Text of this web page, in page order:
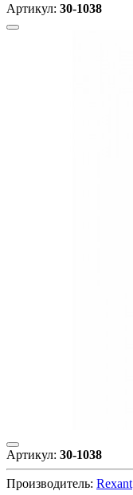
Артикул: 30-1038
Артикул: 30-1038
Производитель: Rexant